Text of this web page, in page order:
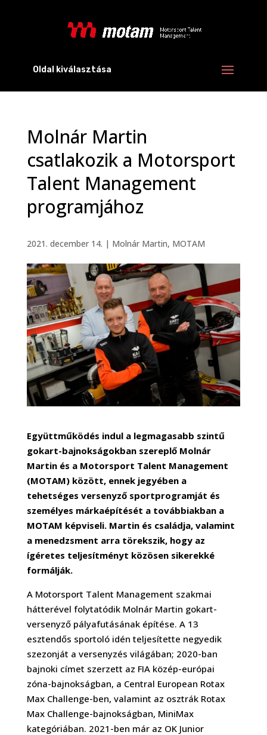
Oldal kiválasztása
Molnár Martin
csatlakozik a Motorsport
Talent Management
programjához
2021. december 14. | Molnár Martin, MOTAM
Együttműködés indul a legmagasabb szintű
gokart-bajnokságokban szereplő Molnár
Martin és a Motorsport Talent Management
(MOTAM) között, ennek jegyében a
tehetséges versenyző sportprogramját és
személyes márkaépítését a továbbiakban a
MOTAM képviseli. Martin és családja, valamint
a menedzsment arra törekszik, hogy az
ígéretes teljesítményt közösen sikerekké
formálják.
A Motorsport Talent Management szakmai
hátterével folytatódik Molnár Martin gokart-
versenyző pályafutásának építése. A 13
esztendős sportoló idén teljesítette negyedik
szezonját a versenyzés világában; 2020-ban
bajnoki címet szerzett az FIA közép-európai
zóna-bajnokságban, a Central European Rotax
Max Challenge-ben, valamint az osztrák Rotax
Max Challenge-bajnokságban, MiniMax
kategóriában. 2021-ben már az OK Junior